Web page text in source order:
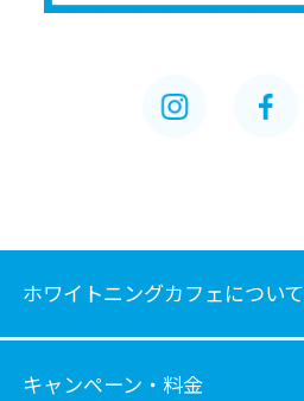
ホワイトニングカフェについて
キャンペーン・料金